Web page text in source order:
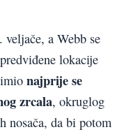
veljače, a Webb se
lokacije
najprije se
zrcala, okruglog
nosača, da bi potom